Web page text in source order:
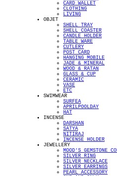
CARD WALLET
CLOTHING
LIVING
OBJET
SHELL TRAY
SHELL COASTER
CANDLE HOLDER
TABLE WARE
CUTLERY
POST CARD
HANGING MOBILE
JADE & MINERAL
WOOD & RATAN
GLASS & CUP
CERAMIC
VASE
ETC
SWIMWEAR
SURFEA
APRILPOOLDAY
HAT
INCENSE
DARSHAN
SATYA
NITIRAJ
INCENSE HOLDER
JEWELLERY
MOOD'S GEMSTONE
SILVER RING
SILVER NECKLACE
SILVER EARRINGS
PEARL ACCESSORY